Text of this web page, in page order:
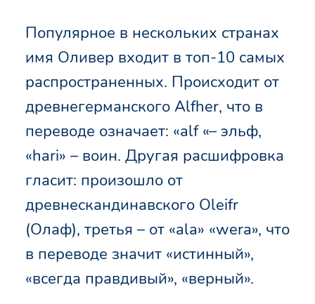
Популярное в нескольких странах
имя Оливер входит в топ-10 самых
распространенных. Происходит от
древнегерманского Alfher, что в
переводе означает: «alf «– эльф,
«hari» – воин. Другая расшифровка
гласит: произошло от
древнескандинавского Oleifr
(Олаф), третья – от «ala» «wera», что
в переводе значит «истинный»,
«всегда правдивый», «верный».